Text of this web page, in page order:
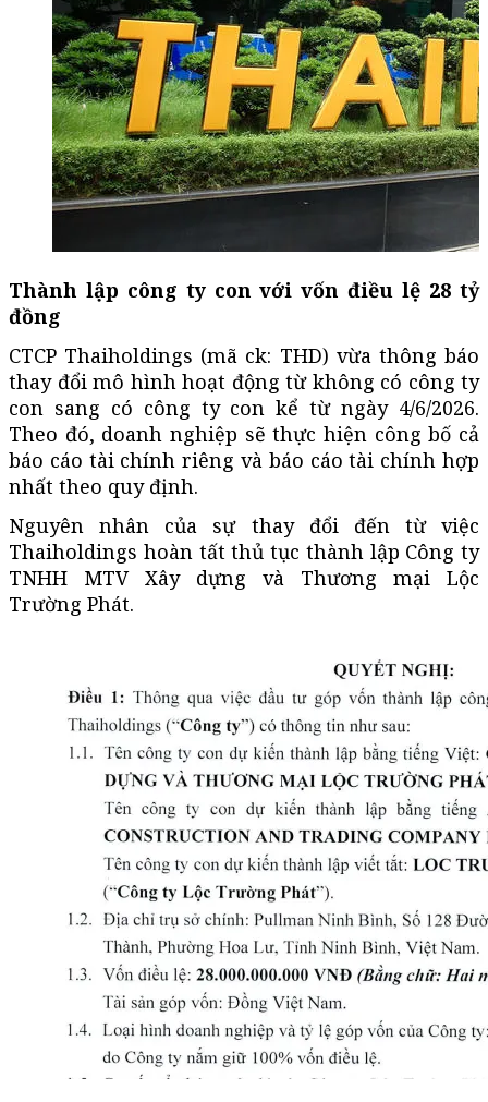
Thành lập công ty con với vốn điều lệ 28 tỷ
đồng
CTCP Thaiholdings (mã ck: THD) vừa thông báo
thay đổi mô hình hoạt động từ không có công ty
con sang có công ty con kể từ ngày 4/6/2026.
Theo đó, doanh nghiệp sẽ thực hiện công bố cả
báo cáo tài chính riêng và báo cáo tài chính hợp
nhất theo quy định.
Nguyên nhân của sự thay đổi đến từ việc
Thaiholdings hoàn tất thủ tục thành lập Công ty
TNHH MTV Xây dựng và Thương mại Lộc
Trường Phát.